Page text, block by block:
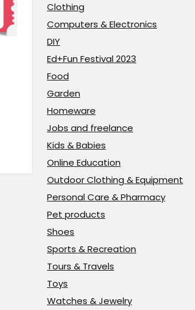
Clothing
Computers & Electronics
DIY
Ed+Fun Festival 2023
Food
Garden
Homeware
Jobs and freelance
Kids & Babies
Online Education
Outdoor Clothing & Equipment
Personal Care & Pharmacy
Pet products
Shoes
Sports & Recreation
Tours & Travels
Toys
Watches & Jewelry